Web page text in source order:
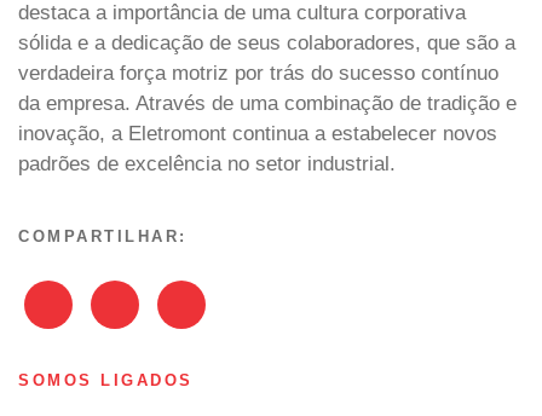
destaca a importância de uma cultura corporativa
sólida e a dedicação de seus colaboradores, que são a
verdadeira força motriz por trás do sucesso contínuo
da empresa. Através de uma combinação de tradição e
inovação, a Eletromont continua a estabelecer novos
padrões de excelência no setor industrial.
COMPARTILHAR:
SOMOS LIGADOS